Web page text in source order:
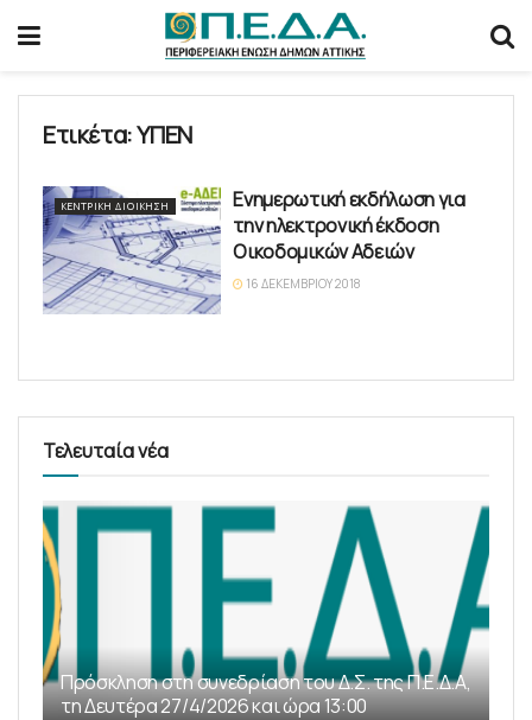
Ετικέτα:ΥΠΕΝ
ΚΕΝΤΡΙΚΉ ΔΙΟΊΚΗΣΗ
Ενημερωτική εκδήλωση για
την ηλεκτρονική έκδοση
Οικοδομικών Αδειών
16 ΔΕΚΕΜΒΡΊΟΥ 2018
Τελευταία νέα
Πρόσκληση στη συνεδρίαση του Δ.Σ. της Π.Ε.Δ.Α,
τη Δευτέρα 27/4/2026 και ώρα 13:00